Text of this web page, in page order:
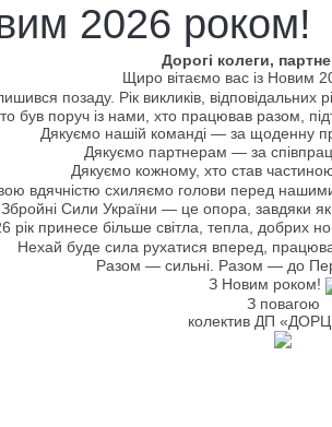
2026 роком!
Дорогі колеги,
Щиро вітаємо вас із Новим
позаду. Рік викликів, відповідальних
був поруч із нами, хто працював разом,
Дякуємо нашій команді — за щоденну
Дякуємо партнерам — за
Дякуємо кожному, хто став
вдячністю схиляємо голови перед
Збройні Сили України — це опора, завдяки
рік принесе більше світла, тепла, добрих
Нехай буде сила рухатися вперед,
Разом — сильні. Разом — до
З Новим роком!
З повагою
колектив ДП